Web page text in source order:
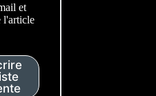
et
l'article